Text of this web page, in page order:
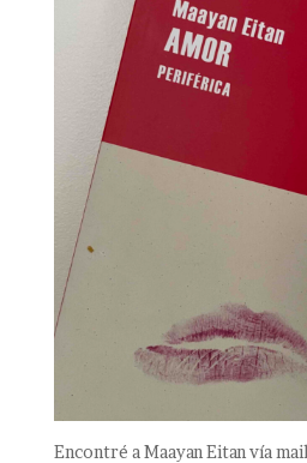
Encontré a Maayan Eitan vía